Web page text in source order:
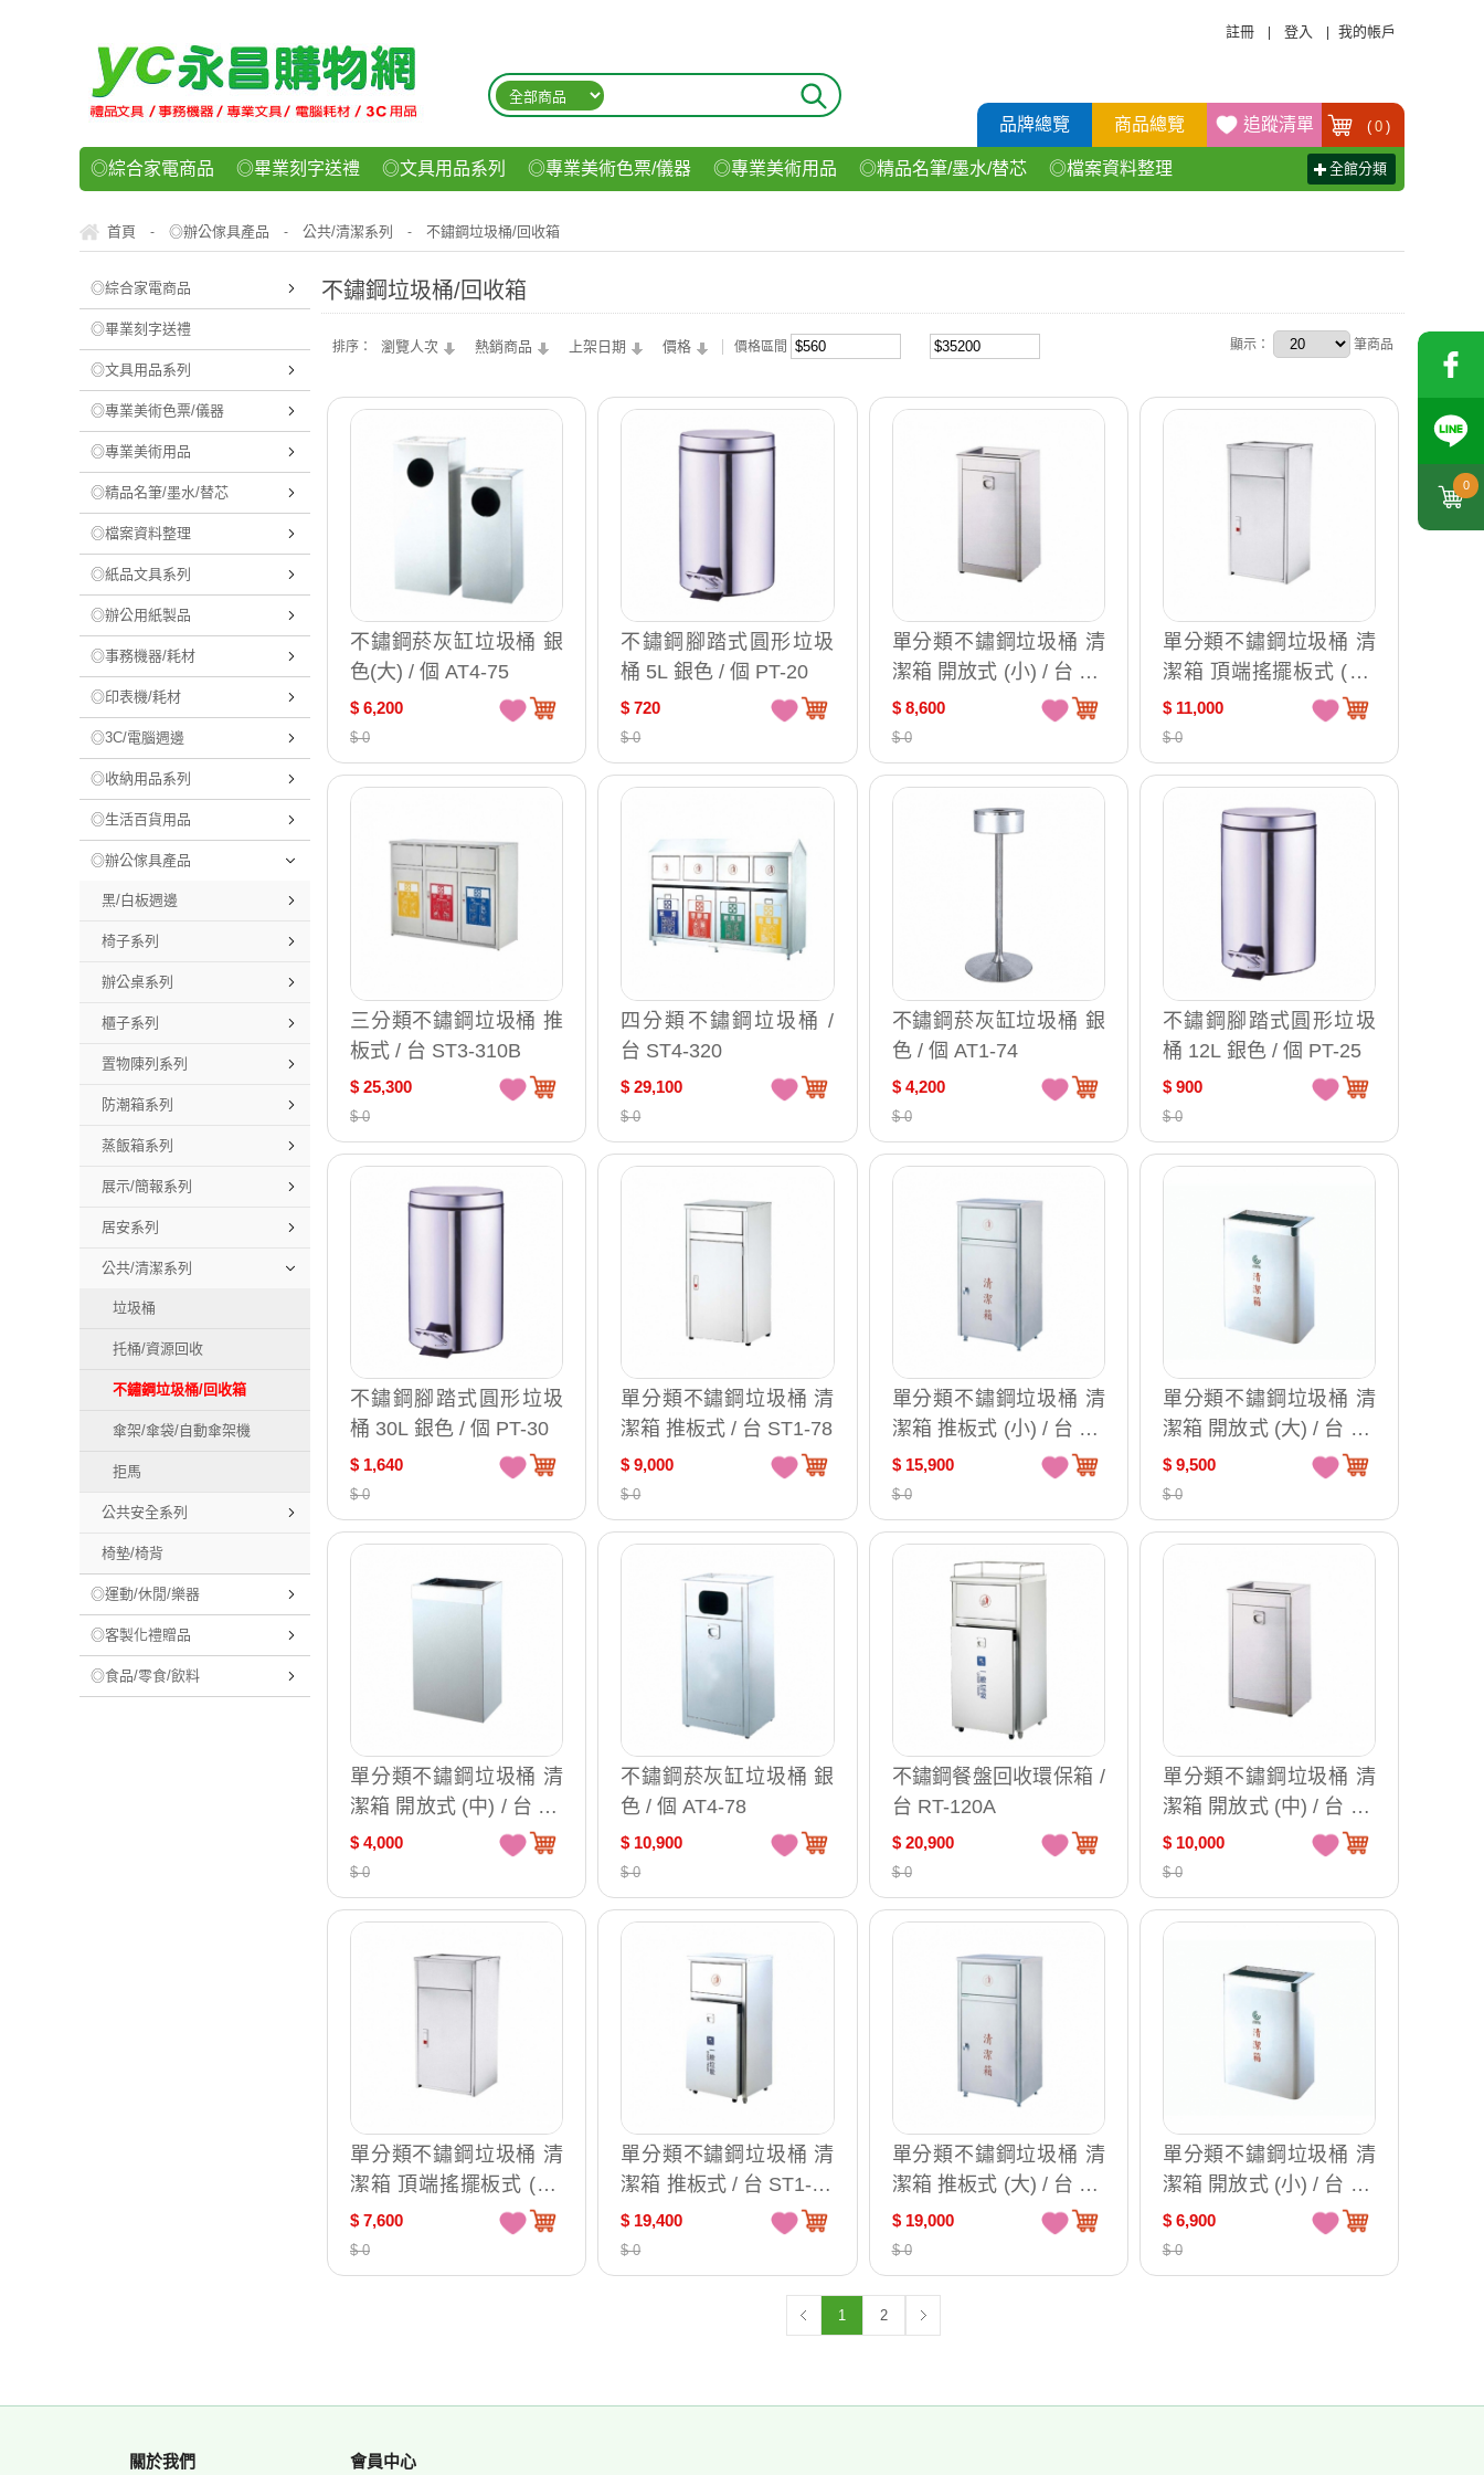
0
註冊 登入 我的帳戶
品牌總覽 商品總覽 追蹤清單 ( 0 )
◎綜合家電商品 ◎畢業刻字送禮 ◎文具用品系列 ◎專業美術色票/儀器 ◎專業美術用品 ◎精品名筆/墨水/替芯 ◎檔案資料整理
◎運動/休閒/樂器 ◎客製化禮贈品 ◎食品/零食/飲料
全館分類
首頁 - ◎辦公傢具產品 - 公共/清潔系列 - 不鏽鋼垃圾桶/回收箱
◎綜合家電商品
◎畢業刻字送禮
◎文具用品系列
◎專業美術色票/儀器
◎專業美術用品
◎精品名筆/墨水/替芯
◎檔案資料整理
◎紙品文具系列
◎辦公用紙製品
◎事務機器/耗材
◎印表機/耗材
◎3C/電腦週邊
◎收納用品系列
◎生活百貨用品
◎辦公傢具產品
黑/白板週邊
椅子系列
辦公桌系列
櫃子系列
置物陳列系列
防潮箱系列
蒸飯箱系列
展示/簡報系列
居安系列
公共/清潔系列
垃圾桶
托桶/資源回收
不鏽鋼垃圾桶/回收箱
傘架/傘袋/自動傘架機
拒馬
公共安全系列
椅墊/椅背
◎運動/休閒/樂器
◎客製化禮贈品
◎食品/零食/飲料
不鏽鋼垃圾桶/回收箱
排序： 瀏覽人次 熱銷商品 上架日期 價格 價格區間 顯示： 筆商品
不鏽鋼菸灰缸垃圾桶 銀
色(大) / 個 AT4-75
$ 6,200
$ 0
不鏽鋼腳踏式圓形垃圾
桶 5L 銀色 / 個 PT-20
$ 720
$ 0
單分類不鏽鋼垃圾桶 清
潔箱 開放式 (小) / 台 ST
1-100B
$ 8,600
$ 0
單分類不鏽鋼垃圾桶 清
潔箱 頂端搖擺板式 (大)
/ 台 ST1-115A
$ 11,000
$ 0
三分類不鏽鋼垃圾桶 推
板式 / 台 ST3-310B
$ 25,300
$ 0
四分類不鏽鋼垃圾桶 /
台 ST4-320
$ 29,100
$ 0
不鏽鋼菸灰缸垃圾桶 銀
色 / 個 AT1-74
$ 4,200
$ 0
不鏽鋼腳踏式圓形垃圾
桶 12L 銀色 / 個 PT-25
$ 900
$ 0
不鏽鋼腳踏式圓形垃圾
桶 30L 銀色 / 個 PT-30
$ 1,640
$ 0
單分類不鏽鋼垃圾桶 清
潔箱 推板式 / 台 ST1-78
$ 9,000
$ 0
單分類不鏽鋼垃圾桶 清
潔箱 推板式 (小) / 台 ST
1-96
$ 15,900
$ 0
單分類不鏽鋼垃圾桶 清
潔箱 開放式 (大) / 台 ST
1-700
$ 9,500
$ 0
單分類不鏽鋼垃圾桶 清
潔箱 開放式 (中) / 台 ST
1-810L
$ 4,000
$ 0
不鏽鋼菸灰缸垃圾桶 銀
色 / 個 AT4-78
$ 10,900
$ 0
不鏽鋼餐盤回收環保箱 /
台 RT-120A
$ 20,900
$ 0
單分類不鏽鋼垃圾桶 清
潔箱 開放式 (中) / 台 ST
1-100A
$ 10,000
$ 0
單分類不鏽鋼垃圾桶 清
潔箱 頂端搖擺板式 (中)
/ 台 ST1-115B
$ 7,600
$ 0
單分類不鏽鋼垃圾桶 清
潔箱 推板式 / 台 ST1-12
0A
$ 19,400
$ 0
單分類不鏽鋼垃圾桶 清
潔箱 推板式 (大) / 台 ST
1-120
$ 19,000
$ 0
單分類不鏽鋼垃圾桶 清
潔箱 開放式 (小) / 台 ST
1-700B
$ 6,900
$ 0
1 2
關於我們 會員中心